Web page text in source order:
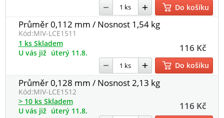
Do košíku
Průměr 0,112 mm / Nosnost 1,54 kg
Kód:MIV-LCE1511
116 Kč
1 ks Skladem
U vás již úterý 11.8.
Do košíku
Průměr 0,128 mm / Nosnost 2,13 kg
Kód:MIV-LCE1512
116 Kč
> 10 ks Skladem
U vás již úterý 11.8.